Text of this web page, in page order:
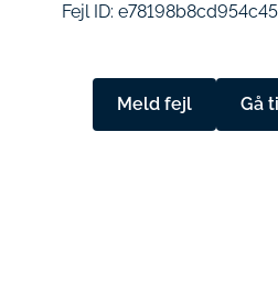
Fejl ID:
Meld fejl Gå